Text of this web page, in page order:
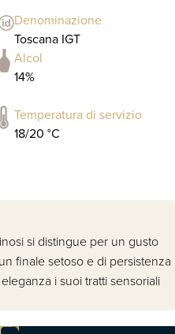
Denominazione
Toscana IGT
Alcol
14%
Temperatura di servizio
18/20 °C
si distingue per un gusto
finale setoso e di persistenza
i suoi tratti sensoriali